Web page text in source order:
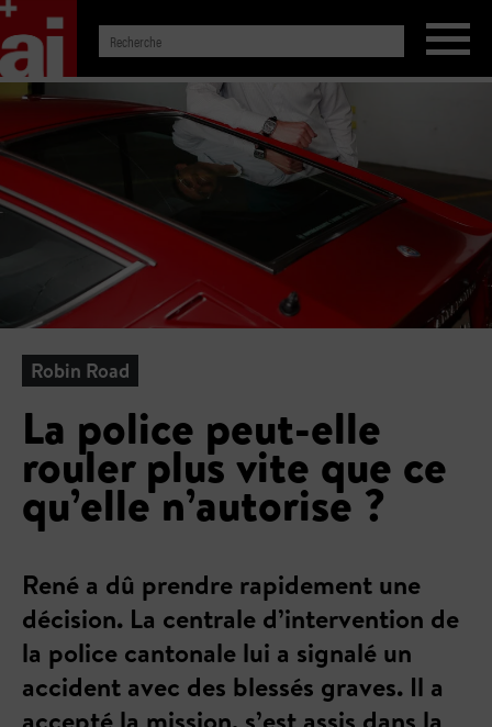
Robin Road
La police peut-elle
rouler plus vite que ce
qu’elle n’autorise ?
René a dû prendre rapidement une
décision. La centrale d’intervention de
la police cantonale lui a signalé un
accident avec des blessés graves. Il a